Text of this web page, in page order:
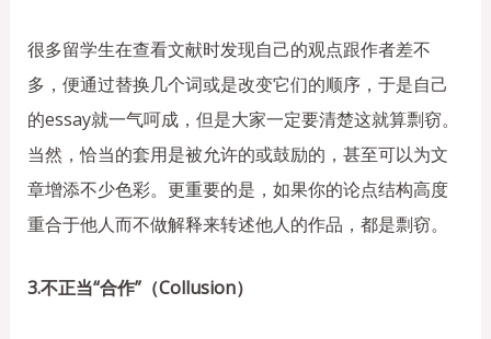
很多留学生在查看文献时发现自己的观点跟作者差不
多，便通过替换几个词或是改变它们的顺序，于是自己
的essay就一气呵成，但是大家一定要清楚这就算剽窃。
当然，恰当的套用是被允许的或鼓励的，甚至可以为文
章增添不少色彩。更重要的是，如果你的论点结构高度
重合于他人而不做解释来转述他人的作品，都是剽窃。
3.不正当“合作”（Collusion）